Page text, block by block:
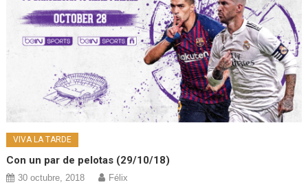
VIVA LA TARDE
Con un par de pelotas (29/10/18)
30 octubre, 2018 Félix